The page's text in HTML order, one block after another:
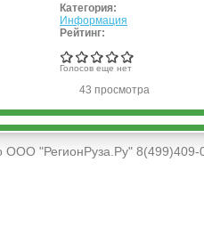
Категория:
Информация
Рейтинг:
Голосов еще нет
43 просмотра
ООО "РегионРуза.Ру" 8(499)409-